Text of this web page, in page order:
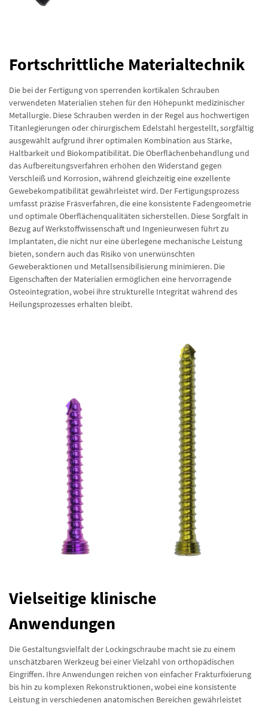
Fortschrittliche Materialtechnik
Die bei der Fertigung von sperrenden kortikalen Schrauben
verwendeten Materialien stehen für den Höhepunkt medizinischer
Metallurgie. Diese Schrauben werden in der Regel aus hochwertigen
Titanlegierungen oder chirurgischem Edelstahl hergestellt, sorgfältig
ausgewählt aufgrund ihrer optimalen Kombination aus Stärke,
Haltbarkeit und Biokompatibilität. Die Oberflächenbehandlung und
das Aufbereitungsverfahren erhöhen den Widerstand gegen
Verschleiß und Korrosion, während gleichzeitig eine exzellente
Gewebekompatibilität gewährleistet wird. Der Fertigungsprozess
umfasst präzise Fräsverfahren, die eine konsistente Fadengeometrie
und optimale Oberflächenqualitäten sicherstellen. Diese Sorgfalt in
Bezug auf Werkstoffwissenschaft und Ingenieurwesen führt zu
Implantaten, die nicht nur eine überlegene mechanische Leistung
bieten, sondern auch das Risiko von unerwünschten
Geweberaktionen und Metallsensibilisierung minimieren. Die
Eigenschaften der Materialien ermöglichen eine hervorragende
Osteointegration, wobei ihre strukturelle Integrität während des
Heilungsprozesses erhalten bleibt.
Vielseitige klinische
Anwendungen
Die Gestaltungsvielfalt der Lockingschraube macht sie zu einem
unschätzbaren Werkzeug bei einer Vielzahl von orthopädischen
Eingriffen. Ihre Anwendungen reichen von einfacher Frakturfixierung
bis hin zu komplexen Rekonstruktionen, wobei eine konsistente
Leistung in verschiedenen anatomischen Bereichen gewährleistet